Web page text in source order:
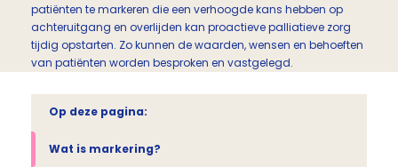
patiënten te markeren die een verhoogde kans hebben op
achteruitgang en overlijden kan proactieve palliatieve zorg
tijdig opstarten. Zo kunnen de waarden, wensen en behoeften
van patiënten worden besproken en vastgelegd.
Op deze pagina:
Wat is markering?